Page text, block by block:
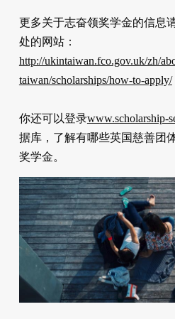
更多关于志奋领奖学金的信息
处的网站：
http://ukintaiwan.fco.gov.uk/zh/
taiwan/scholarships/how-to-apply/
你还可以登录www.scholarship-
据库，了解有哪些英国慈善团
奖学金。